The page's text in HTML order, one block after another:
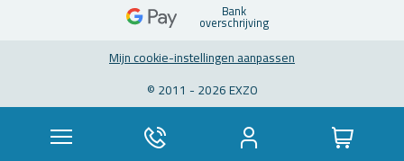
Bank
over­schrij­ving
Mijn coo­kie-in­stel­lin­gen aan­pas­sen
© 2011 - 2026 EXZO